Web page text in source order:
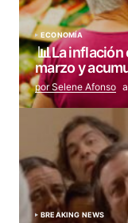
ECONOMÍA
📊La inflación
marzo y
por Selene Afonso
BREAKING NEWS